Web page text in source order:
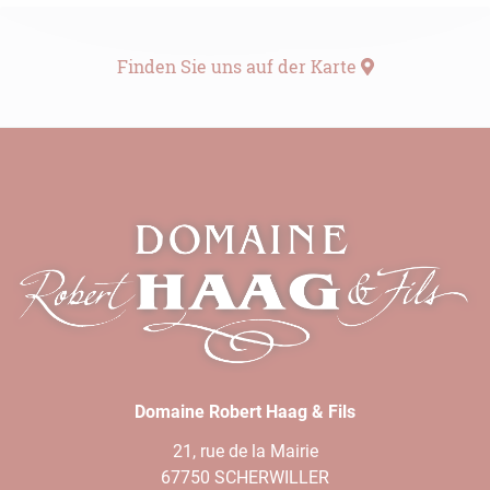
Finden Sie uns auf der Karte
Domaine Robert Haag & Fils
21, rue de la Mairie
67750 SCHERWILLER